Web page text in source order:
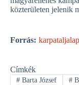
közterületen jelenik
Forrás:
Címkék
#Barta József #